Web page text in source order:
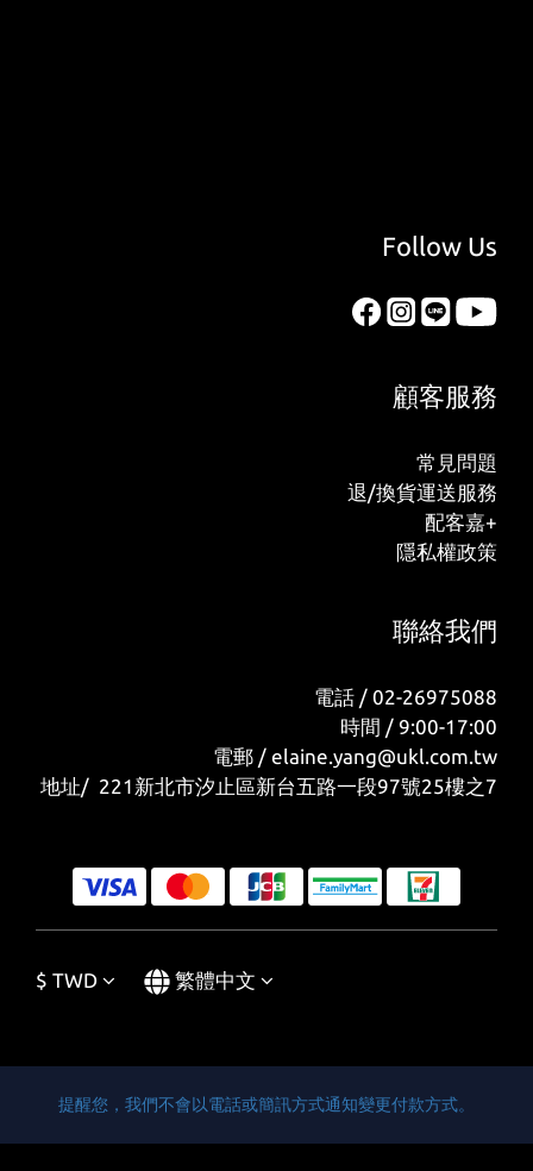
Follow Us
顧客服務
常見問題
退/換貨運送服務
配客嘉+
隱私權政策
聯絡我們
電話 / 02-26975088
時間 / 9:00-17:00
電郵 / elaine.yang@ukl.com.tw
地址/ 221新北市汐止區新台五路一段97號25樓之7
$ TWD 繁體中文
提醒您，我們不會以電話或簡訊方式通知變更付款方式。